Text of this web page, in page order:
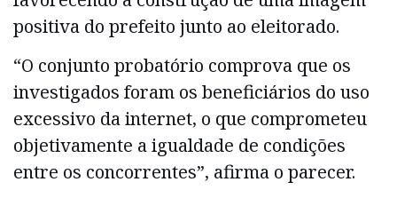
positiva do prefeito junto ao eleitorado.
“O conjunto probatório comprova que os
investigados foram os beneficiários do uso
excessivo da internet, o que comprometeu
objetivamente a igualdade de condições
entre os concorrentes”, afirma o parecer.